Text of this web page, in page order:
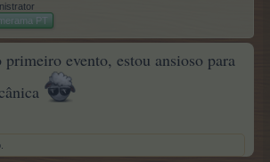
PT
primeiro evento, estou ansioso para